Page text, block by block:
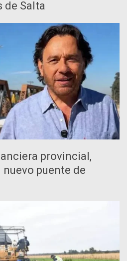
de Salta
provincial,
puente de